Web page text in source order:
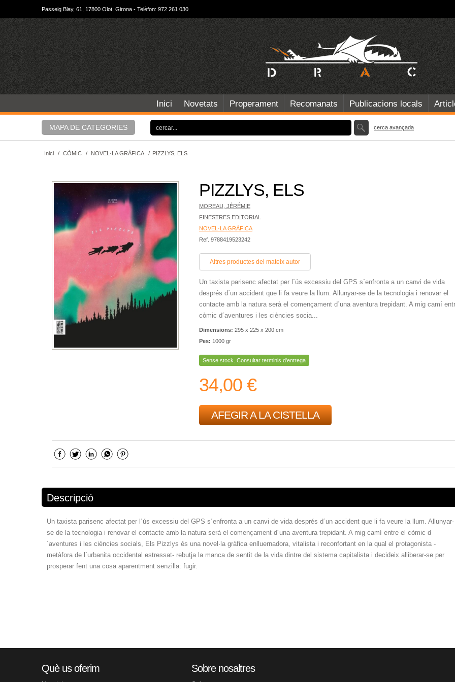
Passeig Blay, 61, 17800 Olot, Girona - Telèfon: 972 261 030
Inici Novetats Properament Recomanats Publicacions locals
MAPA DE CATEGORIES cerca avançada
Inici / CÒMIC / NOVEL·LA GRÀFICA / PIZZLYS, ELS
PIZZLYS, ELS
MOREAU, JÉRÉMIE
FINESTRES EDITORIAL
NOVEL·LA GRÀFICA
Ref. 9788419523242
Altres productes del mateix autor
Un taxista parisenc afectat per l´ús excessiu del GPS s´enfronta a un canvi de vida
després d´un accident que li fa veure la llum. Allunyar-se de la tecnologia i renovar el
contacte amb la natura serà el començament d´una aventura trepidant. A mig camí
còmic d´aventures i les ciències socia...
Dimensions: 295 x 225 x 200 cm
Pes: 1000 gr
Sense stock. Consultar terminis d'entrega
34,00 €
AFEGIR A LA CISTELLA
Descripció
Un taxista parisenc afectat per l´ús excessiu del GPS s´enfronta a un canvi de vida després d´un accident que li fa veure la llum. Allunyar-
se de la tecnologia i renovar el contacte amb la natura serà el començament d´una aventura trepidant. A mig camí entre el còmic d
´aventures i les ciències socials, Els Pizzlys és una novel·la gràfica enlluernadora, vitalista i reconfortant en la qual el protagonista -
metàfora de l´urbanita occidental estressat- rebutja la manca de sentit de la vida dintre del sistema capitalista i decideix alliberar-se per
prosperar fent una cosa aparentment senzilla: fugir.
Què us oferim Sobre nosaltres